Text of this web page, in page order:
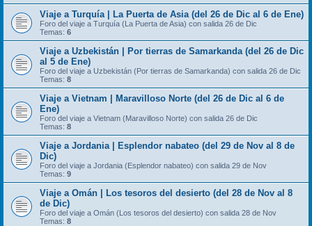
Viaje a Turquía | La Puerta de Asia (del 26 de Dic al 6 de Ene)
Foro del viaje a Turquía (La Puerta de Asia) con salida 26 de Dic
Temas: 6
Viaje a Uzbekistán | Por tierras de Samarkanda (del 26 de Dic
al 5 de Ene)
Foro del viaje a Uzbekistán (Por tierras de Samarkanda) con salida 26 de Dic
Temas: 8
Viaje a Vietnam | Maravilloso Norte (del 26 de Dic al 6 de
Ene)
Foro del viaje a Vietnam (Maravilloso Norte) con salida 26 de Dic
Temas: 8
Viaje a Jordania | Esplendor nabateo (del 29 de Nov al 8 de
Dic)
Foro del viaje a Jordania (Esplendor nabateo) con salida 29 de Nov
Temas: 9
Viaje a Omán | Los tesoros del desierto (del 28 de Nov al 8
de Dic)
Foro del viaje a Omán (Los tesoros del desierto) con salida 28 de Nov
Temas: 8